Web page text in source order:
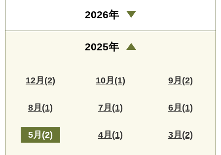
2026年
2025年
12月(2) 10月(1) 9月(2)
8月(1) 7月(1) 6月(1)
5月(2) 4月(1) 3月(2)